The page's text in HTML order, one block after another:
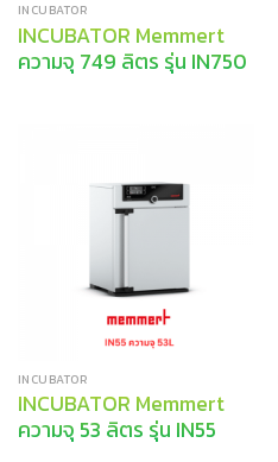
INCUBATOR
INCUBATOR Memmert
ความจุ 749 ลิตร รุ่น IN750
INCUBATOR
INCUBATOR Memmert
ความจุ 53 ลิตร รุ่น IN55